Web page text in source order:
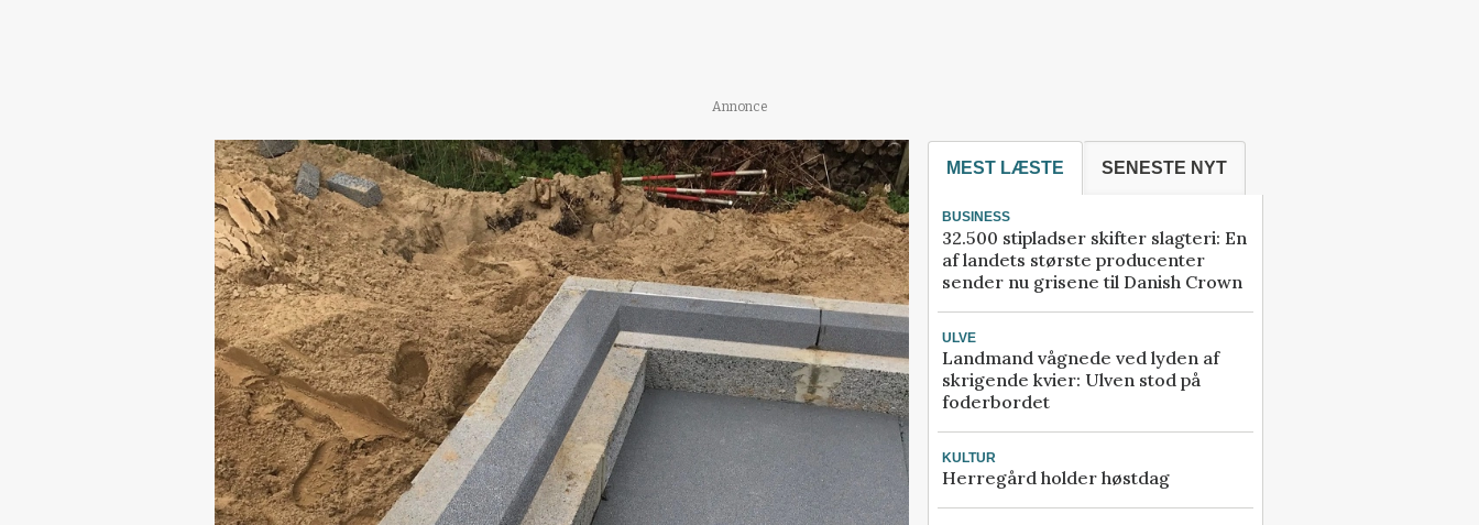
Annonce
MEST LÆSTE SENESTE NYT
BUSINESS
32.500 stipladser skifter slagteri: En
af landets største producenter
sender nu grisene til Danish Crown
ULVE
Landmand vågnede ved lyden af
skrigende kvier: Ulven stod på
foderbordet
KULTUR
Herregård holder høstdag